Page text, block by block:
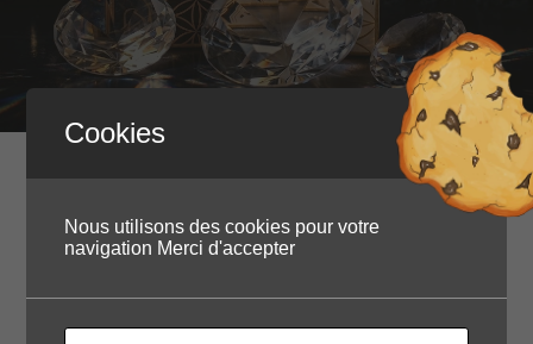
Aucun Articles
trouvé!
Cookies
Nous utilisons des cookies pour votre
navigation Merci d'accepter